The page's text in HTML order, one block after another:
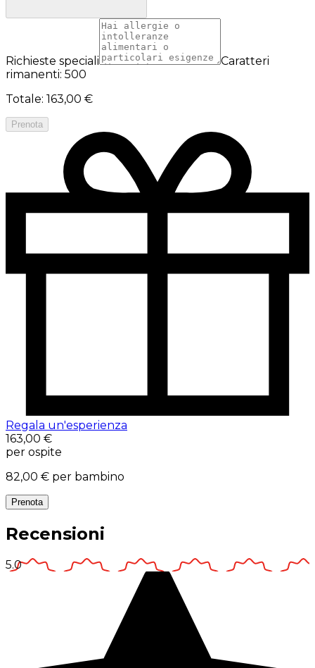
Richieste speciali
Caratteri
rimanenti: 500
Totale: 163,00 €
Prenota
Regala un'esperienza
163,00 €
per ospite
82,00 € per bambino
Prenota
Recensioni
5.0